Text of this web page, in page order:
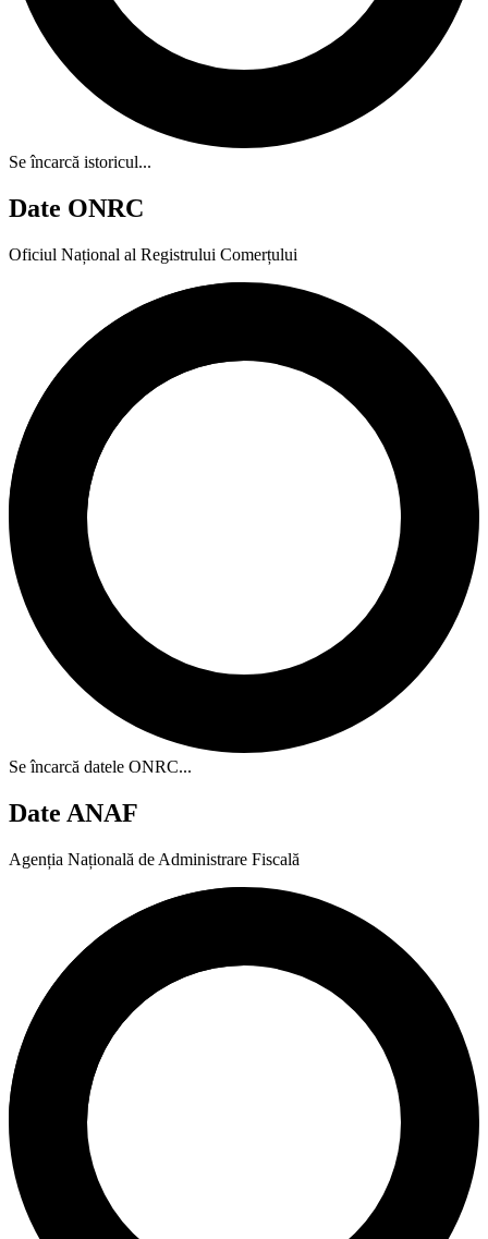
Se încarcă istoricul...
Date ONRC
Oficiul Național al Registrului Comerțului
Se încarcă datele ONRC...
Date ANAF
Agenția Națională de Administrare Fiscală